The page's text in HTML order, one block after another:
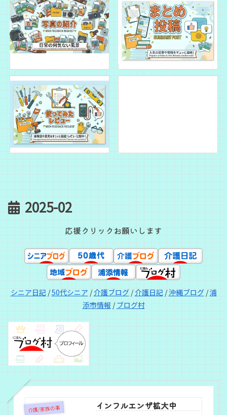
2025-02
応援クリックお願いします
シニア日記/50代シニア /介護ブログ/介護日記/沖縄ブログ/浦
添市情報 /ブログ村
介護/家族の事 インフルエンザ拡大中